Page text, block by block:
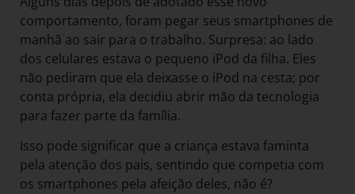
comportamento, foram pegar seus smartphones de
manhã ao sair para o trabalho. Surpresa: ao lado
dos celulares estava o pequeno iPod da filha. Eles
não pediram que ela deixasse o iPod na cesta; por
conta própria, ela decidiu abrir mão da tecnologia
para fazer parte da família.
Isso pode significar que a criança estava faminta
pela atenção dos pais, sentindo que competia com
os smartphones pela afeição deles, não é?